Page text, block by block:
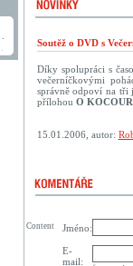
Soutěž o DVD s
Díky spolupráci s
večerníčkovými
správně odpoví na tři
přílohou O
15.01.2006, autor:
Jméno:
E-
mail:
Content